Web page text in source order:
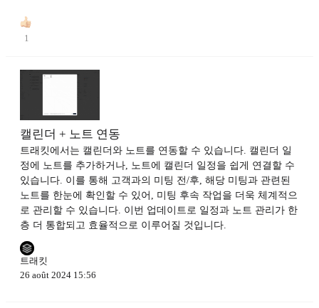
1
캘린더 + 노트 연동
트래킷에서는 캘린더와 노트를 연동할 수 있습니다. 캘린더 일
정에 노트를 추가하거나, 노트에 캘린더 일정을 쉽게 연결할 수
있습니다. 이를 통해 고객과의 미팅 전/후, 해당 미팅과 관련된
노트를 한눈에 확인할 수 있어, 미팅 후속 작업을 더욱 체계적으
로 관리할 수 있습니다. 이번 업데이트로 일정과 노트 관리가 한
층 더 통합되고 효율적으로 이루어질 것입니다.
트래킷
26 août 2024 15:56